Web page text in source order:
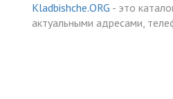
Kladbishche.ORG - это
актуальными адресами,